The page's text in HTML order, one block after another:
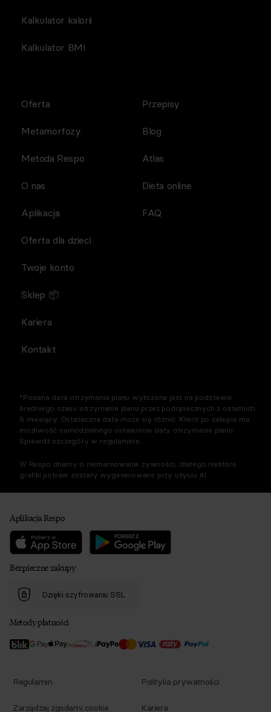
Kalkulator kalorii
Kalkulator BMI
Oferta
Metamorfozy
Metoda Respo
O nas
Aplikacja
Przepisy
Blog
Atlas
Dieta online
FAQ
Oferta dla dzieci
Twoje konto
Sklep 📦
Kariera
Kontakt
*Podana data otrzymania planu wyliczona jest na podstawie
średniego czasu otrzymania planu przez podopiecznych z ostatnich
6 miesięcy. Ostateczna data może się różnić. Klient po zakupie ma
możliwość samodzielnego ustawienia daty otrzymania planu.
Sprawdź szczegóły w regulaminie.
W Respo dbamy o niemarnowanie żywności, dlatego niektóre
grafiki potraw zostały wygenerowane przy użyciu AI.
Aplikacja Respo
Bezpieczne zakupy
Dzięki szyfrowaniu SSL
Metody płatności
Regulamin Polityka prywatności
Zarządzaj zgodami cookie Kariera